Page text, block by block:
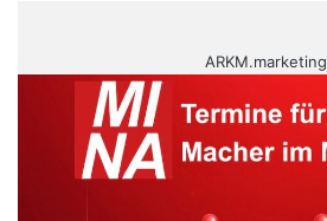
ARKM.marketing